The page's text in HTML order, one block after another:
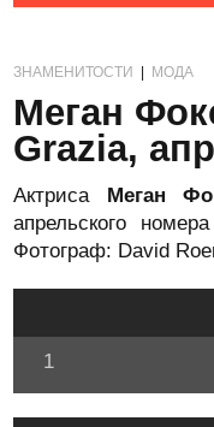
ЗНАМЕНИТОСТИ МОДА
Меган
Grazia,
Актриса Меган
апрельского
Фотограф: David
1